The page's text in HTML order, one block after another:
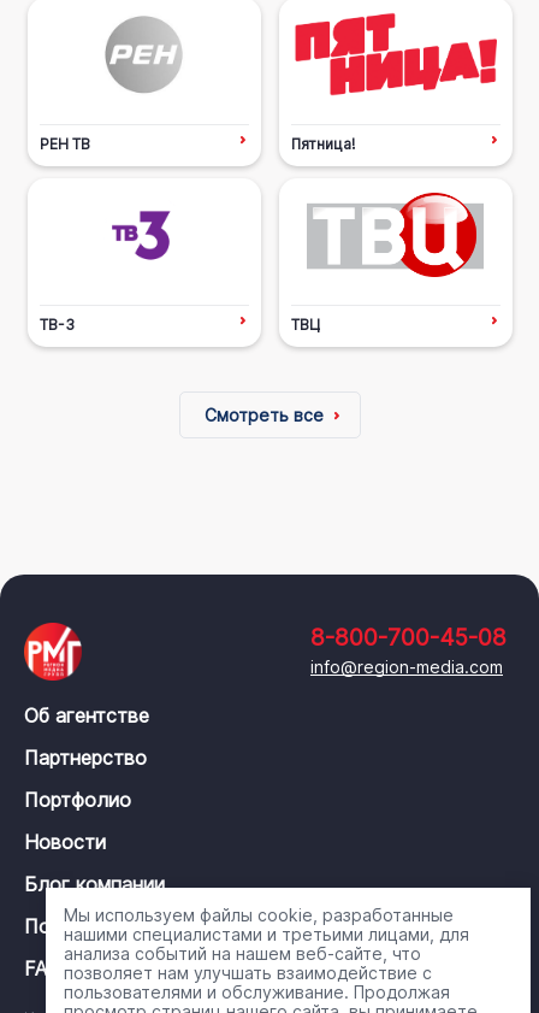
РЕН ТВ Пятница!
ТВ-3 ТВЦ
Смотреть все
8-800-700-45-08
info@region-media.com
Об агентстве
Партнерство
Портфолио
Новости
Блог компании
Политика конфиденциальности
FAQ
Мы используем файлы cookie, разработанные
нашими специалистами и третьими лицами, для
анализа событий на нашем веб-сайте, что
позволяет нам улучшать взаимодействие с
пользователями и обслуживание. Продолжая